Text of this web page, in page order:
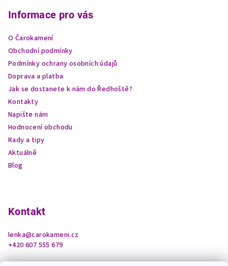
Informace pro vás
O Čarokamení
Obchodní podmínky
Podmínky ochrany osobních údajů
Doprava a platba
Jak se dostanete k nám do Ředhoště?
Kontakty
Napište nám
Hodnocení obchodu
Rady a tipy
Aktuálně
Blog
Kontakt
lenka@carokameni.cz
+420 607 555 679